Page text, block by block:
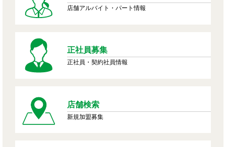
店舗アルバイト・パート情報
正社員募集
正社員・契約社員情報
店舗検索
新規加盟募集